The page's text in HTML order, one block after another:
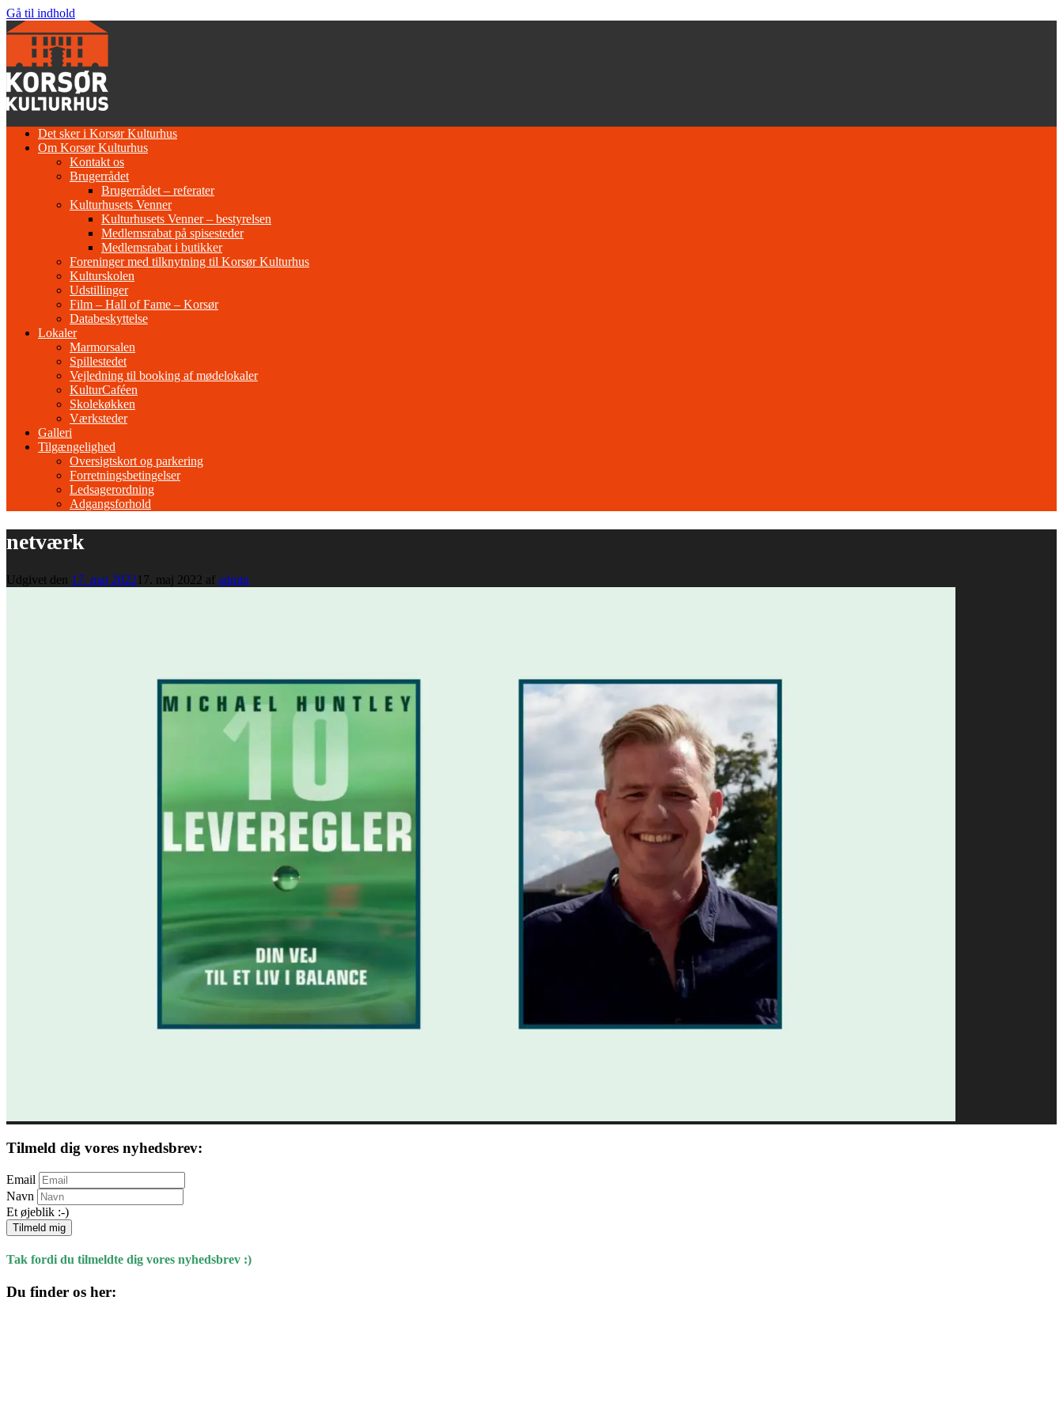
Gå til indhold
Det sker i Korsør Kulturhus
Om Korsør Kulturhus
Kontakt os
Brugerrådet
Brugerrådet – referater
Kulturhusets Venner
Kulturhusets Venner – bestyrelsen
Medlemsrabat på spisesteder
Medlemsrabat i butikker
Foreninger med tilknytning til Korsør Kulturhus
Kulturskolen
Udstillinger
Film – Hall of Fame – Korsør
Databeskyttelse
Lokaler
Marmorsalen
Spillestedet
Vejledning til booking af mødelokaler
KulturCaféen
Skolekøkken
Værksteder
Galleri
Tilgængelighed
Oversigtskort og parkering
Forretningsbetingelser
Ledsagerordning
Adgangsforhold
netværk
Udgivet den 17. maj 2022 17. maj 2022 af admin
Tilmeld dig vores nyhedsbrev:
Email
Navn
Et øjeblik :-)
Tilmeld mig
Tak fordi du tilmeldte dig vores nyhedsbrev :)
Du finder os her: